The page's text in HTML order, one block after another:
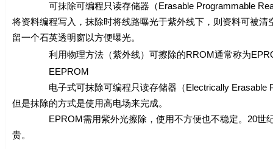
可抹除可编程只读存储器（Erasable Programmable Read
将资料编程写入，抹除时将线路曝光于紫外线下，则资料可被
留一个石英透明窗以方便曝光。
利用物理方法（紫外线）可擦除的RROM通常称为
EEPROM
电子式可抹除可编程只读存储器（Electrically Erasable
但是抹除的方式是使用高电场来完成。
EPROM需用紫外光擦除，使用不方便也不稳定。20世纪
贵。